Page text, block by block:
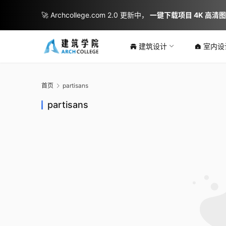
建筑设计 室内设
首页 partisans
partisans
🚀 Archcollege.com 2.0 更新中， 一键下载项目 4K 高清